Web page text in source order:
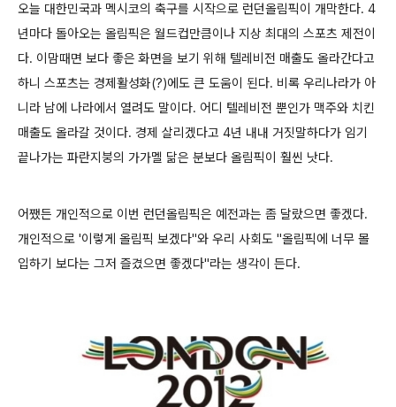
오늘 대한민국과 멕시코의 축구를 시작으로 런던올림픽이 개막한다. 4
년마다 돌아오는 올림픽은 월드컵만큼이나 지상 최대의 스포츠 제전이
다. 이맘때면 보다 좋은 화면을 보기 위해 텔레비전 매출도 올라간다고
하니 스포츠는 경제활성화(?)에도 큰 도움이 된다. 비록 우리나라가 아
니라 남에 나라에서 열려도 말이다. 어디 텔레비전 뿐인가 맥주와 치킨
매출도 올라갈 것이다. 경제 살리겠다고 4년 내내 거짓말하다가 임기
끝나가는 파란지붕의 가가멜 닮은 분보다 올림픽이 훨씬 낫다.
어쨌든 개인적으로 이번 런던올림픽은 예전과는 좀 달랐으면 좋겠다.
개인적으로 '이렇게 올림픽 보겠다"와 우리 사회도 "올림픽에 너무 몰
입하기 보다는 그저 즐겼으면 좋겠다"라는 생각이 든다.